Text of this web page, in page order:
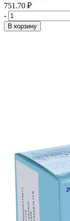
751.70 ₽
-
В корзину